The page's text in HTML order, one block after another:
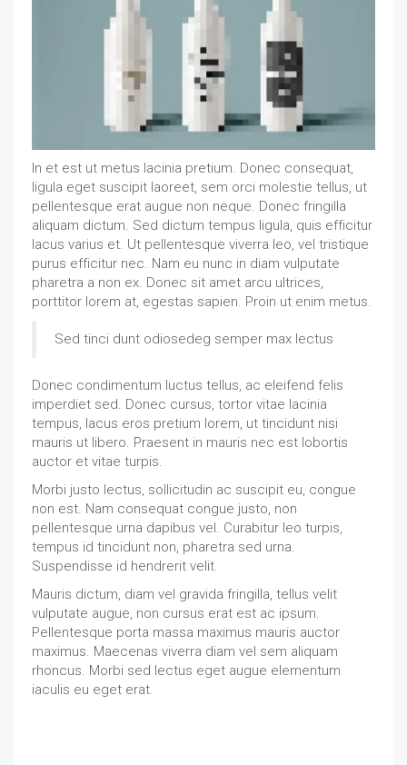
In et est ut metus lacinia pretium. Donec consequat,
ligula eget suscipit laoreet, sem orci molestie tellus, ut
pellentesque erat augue non neque. Donec fringilla
aliquam dictum. Sed dictum tempus ligula, quis efficitur
lacus varius et. Ut pellentesque viverra leo, vel tristique
purus efficitur nec. Nam eu nunc in diam vulputate
pharetra a non ex. Donec sit amet arcu ultrices,
porttitor lorem at, egestas sapien. Proin ut enim metus.
Sed tinci dunt odiosedeg semper max lectus
Donec condimentum luctus tellus, ac eleifend felis
imperdiet sed. Donec cursus, tortor vitae lacinia
tempus, lacus eros pretium lorem, ut tincidunt nisi
mauris ut libero. Praesent in mauris nec est lobortis
auctor et vitae turpis.
Morbi justo lectus, sollicitudin ac suscipit eu, congue
non est. Nam consequat congue justo, non
pellentesque urna dapibus vel. Curabitur leo turpis,
tempus id tincidunt non, pharetra sed urna.
Suspendisse id hendrerit velit.
Mauris dictum, diam vel gravida fringilla, tellus velit
vulputate augue, non cursus erat est ac ipsum.
Pellentesque porta massa maximus mauris auctor
maximus. Maecenas viverra diam vel sem aliquam
rhoncus. Morbi sed lectus eget augue elementum
iaculis eu eget erat.